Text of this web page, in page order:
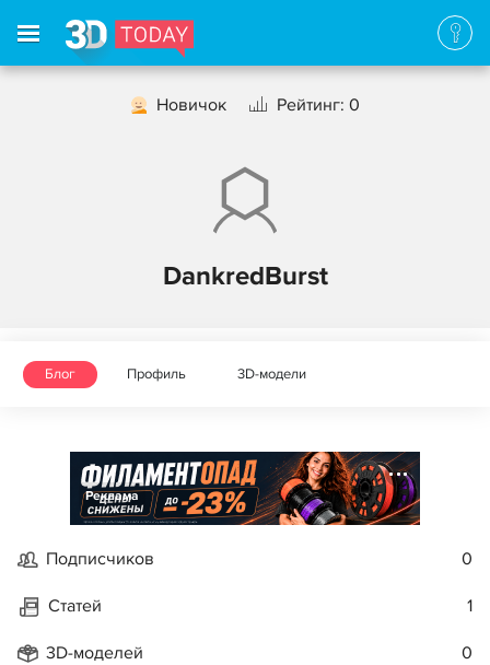
Новичок Рейтинг: 0
DankredBurst
Блог Профиль 3D-модели
Реклама
Подписчиков 0
Статей 1
3D-моделей 0